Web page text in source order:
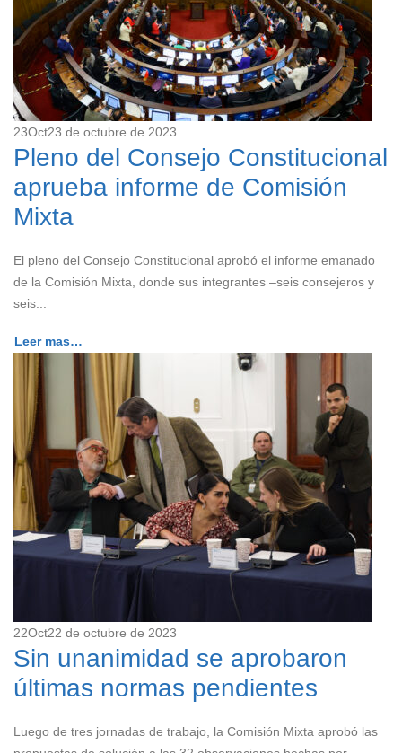
23Oct23 de octubre de 2023
Pleno del Consejo Constitucional
aprueba informe de Comisión
Mixta
El pleno del Consejo Constitucional aprobó el informe emanado
de la Comisión Mixta, donde sus integrantes –seis consejeros y
seis...
Leer mas…
22Oct22 de octubre de 2023
Sin unanimidad se aprobaron
últimas normas pendientes
Luego de tres jornadas de trabajo, la Comisión Mixta aprobó las